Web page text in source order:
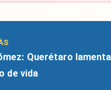
Querétaro
de vida